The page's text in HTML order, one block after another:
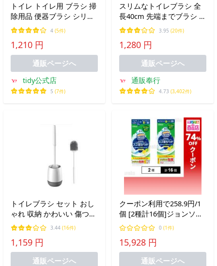
トイレ トイレ用 ブラシ 掃
除用品 便器ブラシ シリコ
ン スリム コンパクト 黒
白 プラタワフォートイレ
コンパクト 日本製 tidy公
式店
4 (5件)
1,210 円
通販ページへ
tidy公式店
5 (7件)
スリムなトイレブラシ 全
長40cm 先端までブラシ 小
回り フィット フチ裏 水切
れ良い 衛生的 傷つけにく
い おしゃれ トイレ掃除 収
納 掃除用品
3.95 (20件)
1,280 円
通販ページへ
通販奉行
4.73 (3,402件)
トイレブラシ セット おし
ゃれ 収納 かわいい 傷つけ
ない 柔らかい トイレ掃除
3.44 (16件)
1,159 円
通販ページへ
クーポン利用で258.9円/1
個 [2種計16個]ジョンソン
スクラビングバブル スゴ
落ちパッド 本体 / つけ替
え用
0 (1件)
15,928 円
通販ページへ